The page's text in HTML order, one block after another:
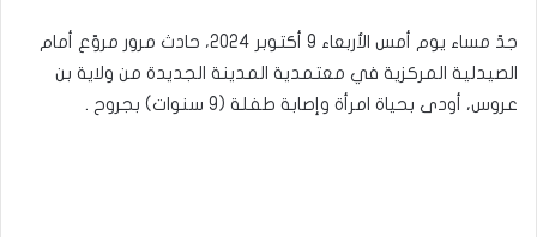
جدّ مساء يوم أمس الأربعاء 9 أكتوبر 2024، حادث مرور مروّع أمام
الصيدلية المركزية في معتمدية المدينة الجديدة من ولاية بن
عروس، أودى بحياة امرأة وإصابة طفلة (9 سنوات) بجروح .